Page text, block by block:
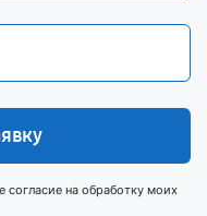
согласие на обработку моих